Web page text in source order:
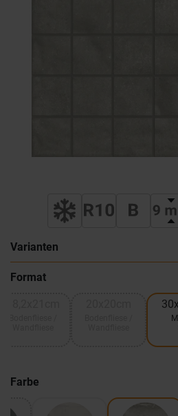
Varianten
Format
Farbe